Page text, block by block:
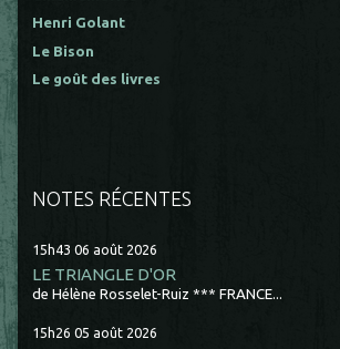
Henri Golant
Le Bison
Le goût des livres
NOTES RÉCENTES
15h43 06 août 2026
LE TRIANGLE D'OR
de Hélène Rosselet-Ruiz *** FRANCE...
15h26 05 août 2026